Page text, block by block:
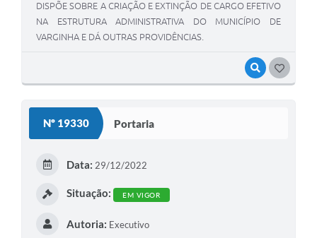
VISUALIZAR
DISPÕE SOBRE A CRIAÇÃO E EXTINÇÃO DE CARGO EFETIVO
NA ESTRUTURA ADMINISTRATIVA DO MUNICÍPIO DE
VARGINHA E DÁ OUTRAS PROVIDÊNCIAS.
Nº 19330 Portaria
Data: 29/12/2022
Situação: EM VIGOR
Autoria: Executivo